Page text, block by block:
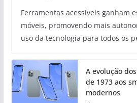
Ferramentas acessíveis ganham
móveis, promovendo mais
uso da tecnologia para todos os
A evolução
de 1973 aos
modernos